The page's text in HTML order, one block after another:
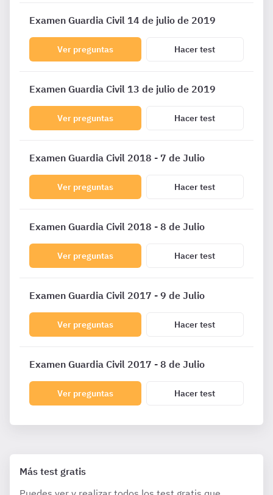
Examen Guardia Civil 14 de julio de 2019
Ver preguntas Hacer test
Examen Guardia Civil 13 de julio de 2019
Ver preguntas Hacer test
Examen Guardia Civil 2018 - 7 de Julio
Ver preguntas Hacer test
Examen Guardia Civil 2018 - 8 de Julio
Ver preguntas Hacer test
Examen Guardia Civil 2017 - 9 de Julio
Ver preguntas Hacer test
Examen Guardia Civil 2017 - 8 de Julio
Ver preguntas Hacer test
Más test gratis